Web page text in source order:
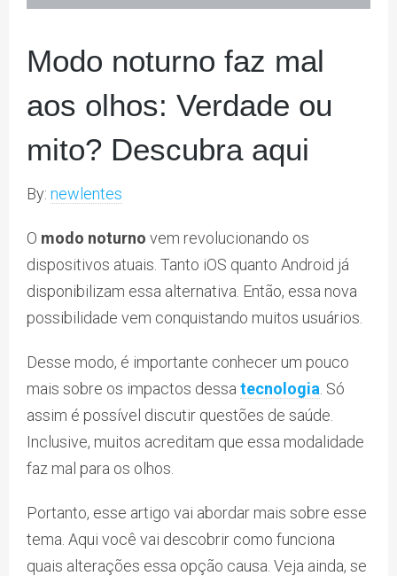
Modo noturno faz mal
aos olhos: Verdade ou
mito? Descubra aqui
By: newlentes
O modo noturno vem revolucionando os
dispositivos atuais. Tanto iOS quanto Android já
disponibilizam essa alternativa. Então, essa nova
possibilidade vem conquistando muitos usuários.
Desse modo, é importante conhecer um pouco
mais sobre os impactos dessa tecnologia . Só
assim é possível discutir questões de saúde.
Inclusive, muitos acreditam que essa modalidade
faz mal para os olhos.
Portanto, esse artigo vai abordar mais sobre esse
tema. Aqui você vai descobrir como funciona
quais alterações essa opção causa. Veja ainda, se